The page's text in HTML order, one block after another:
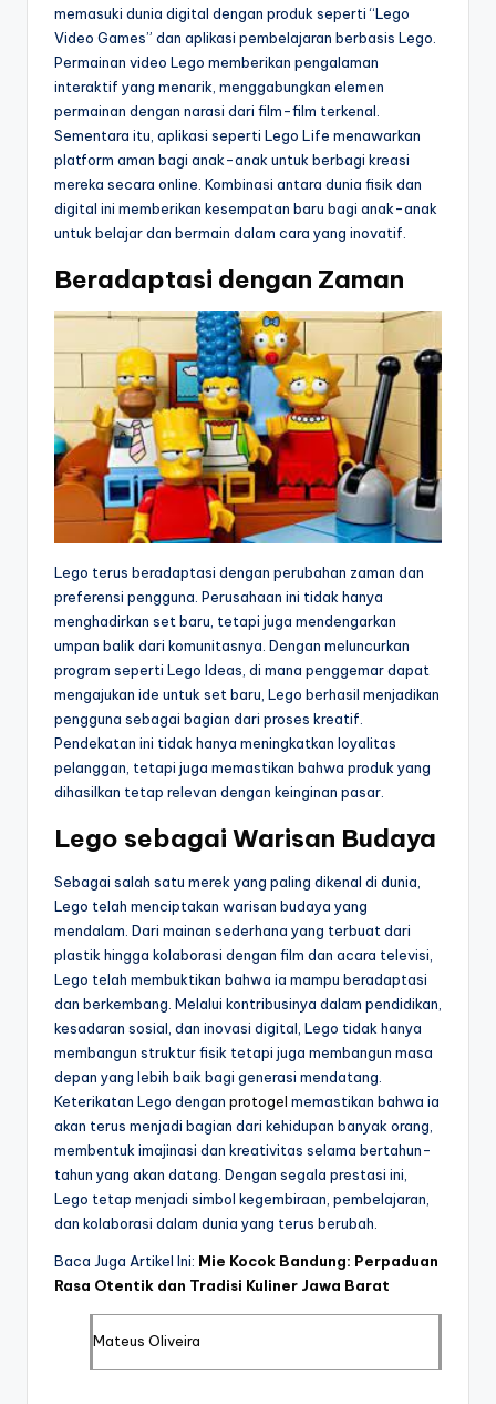
memasuki dunia digital dengan produk seperti “Lego
Video Games” dan aplikasi pembelajaran berbasis Lego.
Permainan video Lego memberikan pengalaman
interaktif yang menarik, menggabungkan elemen
permainan dengan narasi dari film-film terkenal.
Sementara itu, aplikasi seperti Lego Life menawarkan
platform aman bagi anak-anak untuk berbagi kreasi
mereka secara online. Kombinasi antara dunia fisik dan
digital ini memberikan kesempatan baru bagi anak-anak
untuk belajar dan bermain dalam cara yang inovatif.
Beradaptasi dengan Zaman
Lego terus beradaptasi dengan perubahan zaman dan
preferensi pengguna. Perusahaan ini tidak hanya
menghadirkan set baru, tetapi juga mendengarkan
umpan balik dari komunitasnya. Dengan meluncurkan
program seperti Lego Ideas, di mana penggemar dapat
mengajukan ide untuk set baru, Lego berhasil menjadikan
pengguna sebagai bagian dari proses kreatif.
Pendekatan ini tidak hanya meningkatkan loyalitas
pelanggan, tetapi juga memastikan bahwa produk yang
dihasilkan tetap relevan dengan keinginan pasar.
Lego sebagai Warisan Budaya
Sebagai salah satu merek yang paling dikenal di dunia,
Lego telah menciptakan warisan budaya yang
mendalam. Dari mainan sederhana yang terbuat dari
plastik hingga kolaborasi dengan film dan acara televisi,
Lego telah membuktikan bahwa ia mampu beradaptasi
dan berkembang. Melalui kontribusinya dalam pendidikan,
kesadaran sosial, dan inovasi digital, Lego tidak hanya
membangun struktur fisik tetapi juga membangun masa
depan yang lebih baik bagi generasi mendatang.
Keterikatan Lego dengan protogel memastikan bahwa ia
akan terus menjadi bagian dari kehidupan banyak orang,
membentuk imajinasi dan kreativitas selama bertahun-
tahun yang akan datang. Dengan segala prestasi ini,
Lego tetap menjadi simbol kegembiraan, pembelajaran,
dan kolaborasi dalam dunia yang terus berubah.
Baca Juga Artikel Ini: Mie Kocok Bandung: Perpaduan
Rasa Otentik dan Tradisi Kuliner Jawa Barat
Mateus Oliveira